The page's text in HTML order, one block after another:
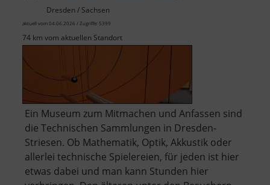
Dresden / Sachsen
aktuell vom 04.06.2026 / Zugriffe: 5399
74 km vom aktuellen Standort
Ein Museum zum Mitmachen und Anfassen sind
die Technischen Sammlungen in Dresden-
Striesen. Ob Mathematik, Optik, Akkustik oder
allerlei technische Spielereien, für jeden ist hier
etwas dabei und man kann Stunden hier